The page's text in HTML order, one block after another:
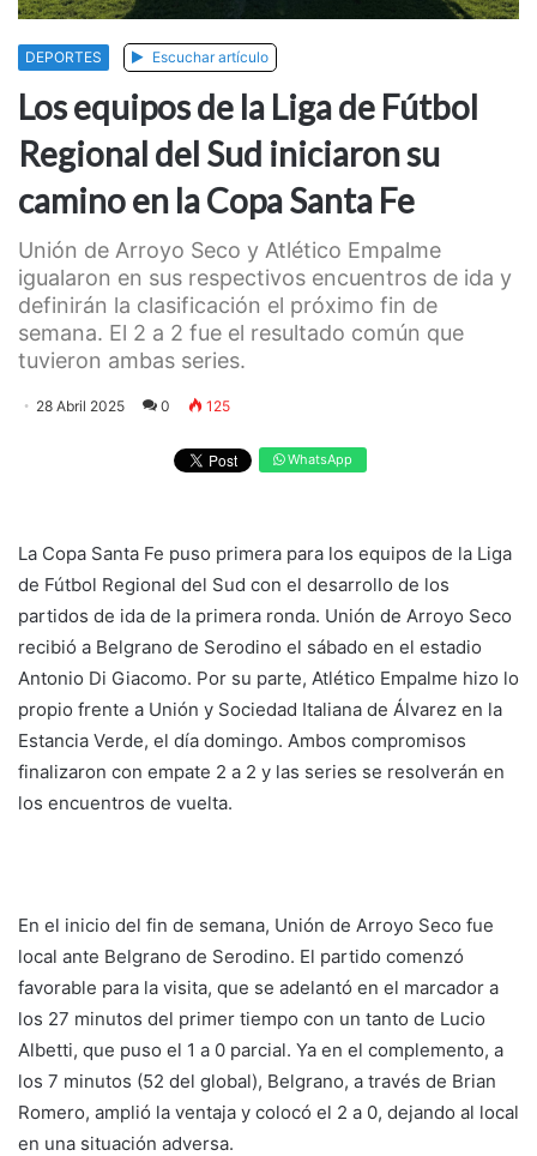
DEPORTES Escuchar artículo
Los equipos de la Liga de Fútbol
Regional del Sud iniciaron su
camino en la Copa Santa Fe
Unión de Arroyo Seco y Atlético Empalme
igualaron en sus respectivos encuentros de ida y
definirán la clasificación el próximo fin de
semana. El 2 a 2 fue el resultado común que
tuvieron ambas series.
28 Abril 2025 0 125
WhatsApp
La Copa Santa Fe puso primera para los equipos de la Liga
de Fútbol Regional del Sud con el desarrollo de los
partidos de ida de la primera ronda. Unión de Arroyo Seco
recibió a Belgrano de Serodino el sábado en el estadio
Antonio Di Giacomo. Por su parte, Atlético Empalme hizo lo
propio frente a Unión y Sociedad Italiana de Álvarez en la
Estancia Verde, el día domingo. Ambos compromisos
finalizaron con empate 2 a 2 y las series se resolverán en
los encuentros de vuelta.
En el inicio del fin de semana, Unión de Arroyo Seco fue
local ante Belgrano de Serodino. El partido comenzó
favorable para la visita, que se adelantó en el marcador a
los 27 minutos del primer tiempo con un tanto de Lucio
Albetti, que puso el 1 a 0 parcial. Ya en el complemento, a
los 7 minutos (52 del global), Belgrano, a través de Brian
Romero, amplió la ventaja y colocó el 2 a 0, dejando al local
en una situación adversa.